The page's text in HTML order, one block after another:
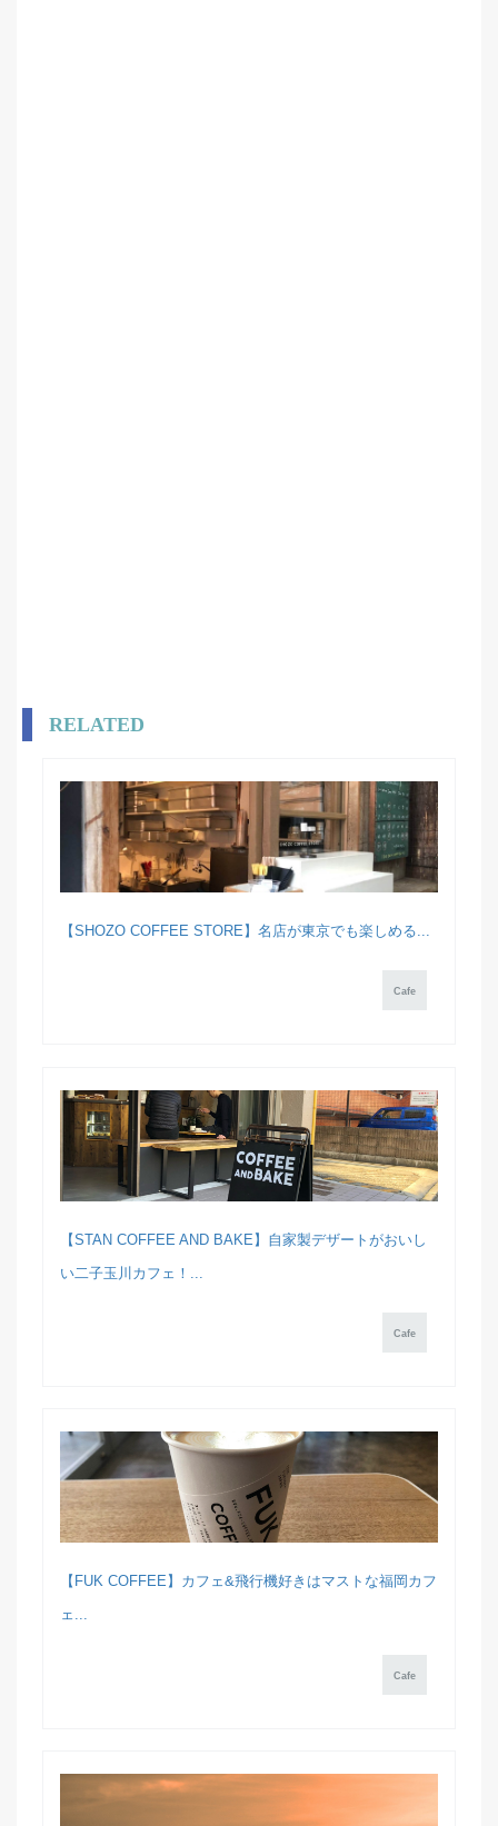
RELATED
【SHOZO COFFEE STORE】名店が東京でも楽しめる...
Cafe
【STAN COFFEE AND BAKE】自家製デザートがおいし
い二子玉川カフェ！...
Cafe
【FUK COFFEE】カフェ&飛行機好きはマストな福岡カフ
ェ...
Cafe